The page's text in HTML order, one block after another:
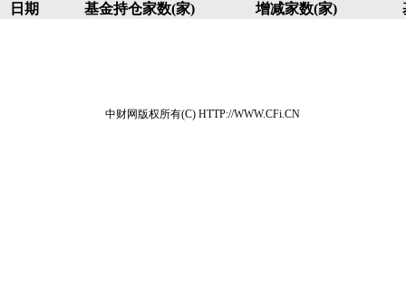
日期 基金持仓家数(家) 增减家数(家)
中财网版权所有(C) HTTP://WWW.CFi.CN